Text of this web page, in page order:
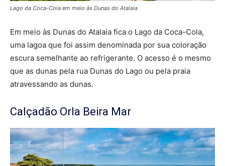
Lago da Coca-Cola em meio ás Dunas do Atalaia
Em meio às Dunas do Atalaia fica o Lago da Coca-Cola,
uma lagoa que foi assim denominada por sua coloração
escura semelhante ao refrigerante. O acesso é o mesmo
que as dunas pela rua Dunas do Lago ou pela praia
atravessando as dunas.
Calçadão Orla Beira Mar